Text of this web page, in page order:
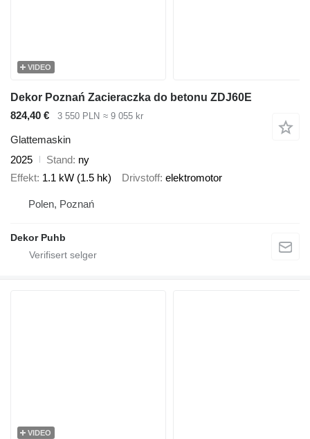
VIDEO
Dekor Poznań Zacieraczka do betonu ZDJ60E
824,40 €
3 550 PLN ≈ 9 055 kr
Glattemaskin
2025
Stand ny
Effekt 1.1 kW (1.5 hk) Drivstoff elektromotor
Polen, Poznań
Dekor Puhb
VIDEO